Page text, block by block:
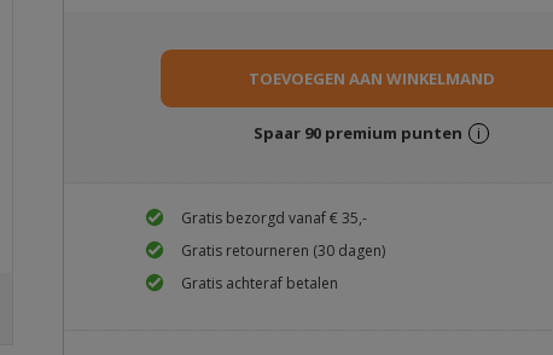
Spaar 90 premium punten i
Gratis bezorgd vanaf € 35,-
Gratis retourneren (30 dagen)
Gratis achteraf betalen